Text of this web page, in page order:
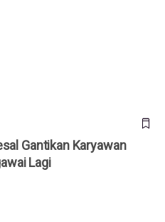
Gantikan Karyawan
Lagi